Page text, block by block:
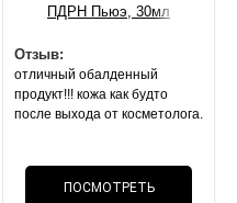
ПДРН Пьюэ, 30мл
Отзыв:
отличный обалденный
продукт!!! кожа как будто
после выхода от косметолога.
приятной текстуры.
результат на 2 й день . стоит
ПОСМОТРЕТЬ